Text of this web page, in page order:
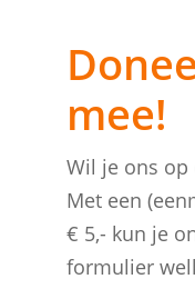
mee!
Wil je ons op
Met een
€ 5,- kun je
formulier